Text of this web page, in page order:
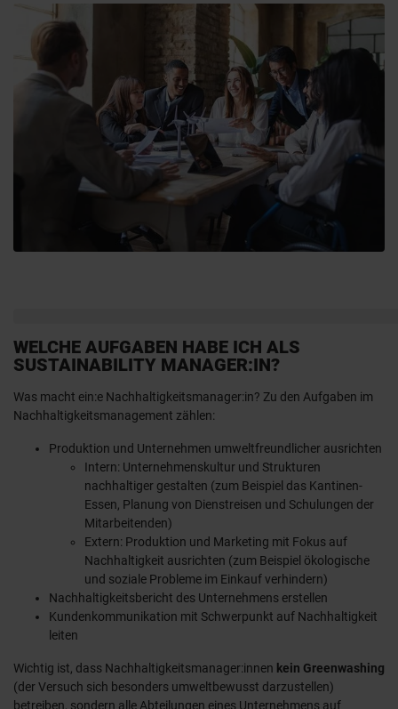
WELCHE AUFGABEN HABE ICH ALS
SUSTAINABILITY MANAGER:IN?
Was macht ein:e Nachhaltigkeitsmanager:in? Zu den Aufgaben im
Nachhaltigkeitsmanagement zählen:
Produktion und Unternehmen umweltfreundlicher ausrichten
Intern: Unternehmenskultur und Strukturen
nachhaltiger gestalten (zum Beispiel das Kantinen-
Essen, Planung von Dienstreisen und Schulungen der
Mitarbeitenden)
Extern: Produktion und Marketing mit Fokus auf
Nachhaltigkeit ausrichten (zum Beispiel ökologische
und soziale Probleme im Einkauf verhindern)
Nachhaltigkeitsbericht des Unternehmens erstellen
Kundenkommunikation mit Schwerpunkt auf Nachhaltigkeit
leiten
Wichtig ist, dass Nachhaltigkeitsmanager:innen kein Greenwashing
(der Versuch sich besonders umweltbewusst darzustellen)
betreiben, sondern alle Abteilungen eines Unternehmens auf